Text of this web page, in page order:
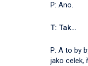
P: Ano.
T: Tak…
P: A to by
jako celek,